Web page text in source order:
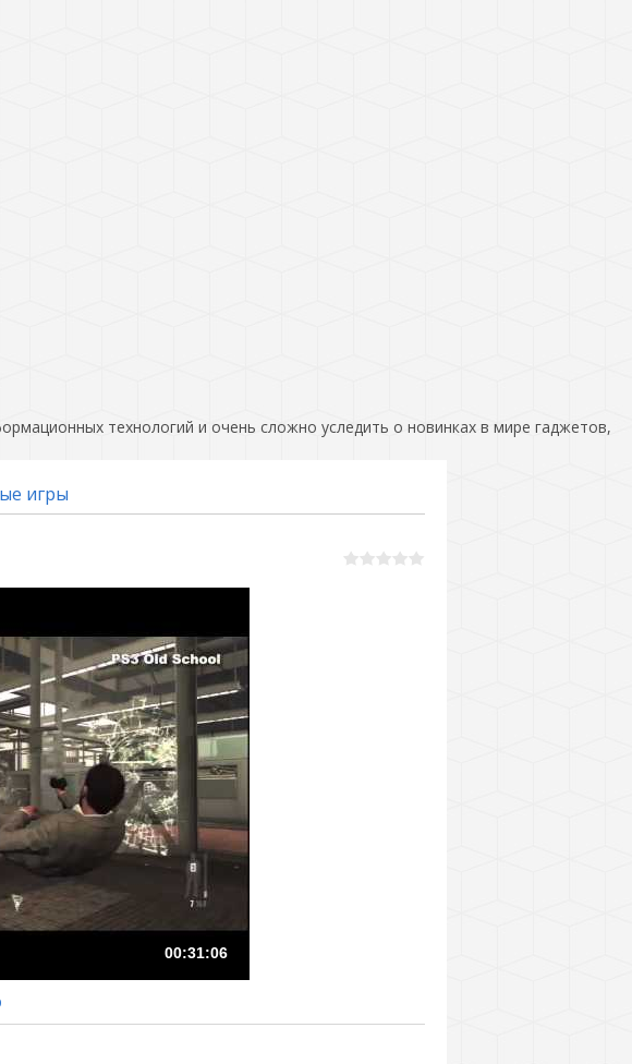
технологий и очень сложно уследить о новинках в мире гаджетов,
игры
00:31:06